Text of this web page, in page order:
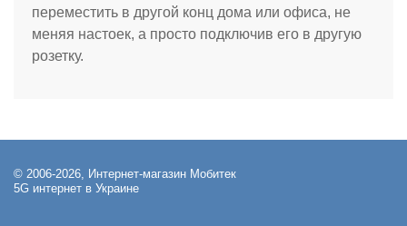
переместить в другой конц дома или офиса, не
меняя настоек, а просто подключив его в другую
розетку.
© 2006-2026, Интернет-магазин Мобитек
5G интернет в Украине